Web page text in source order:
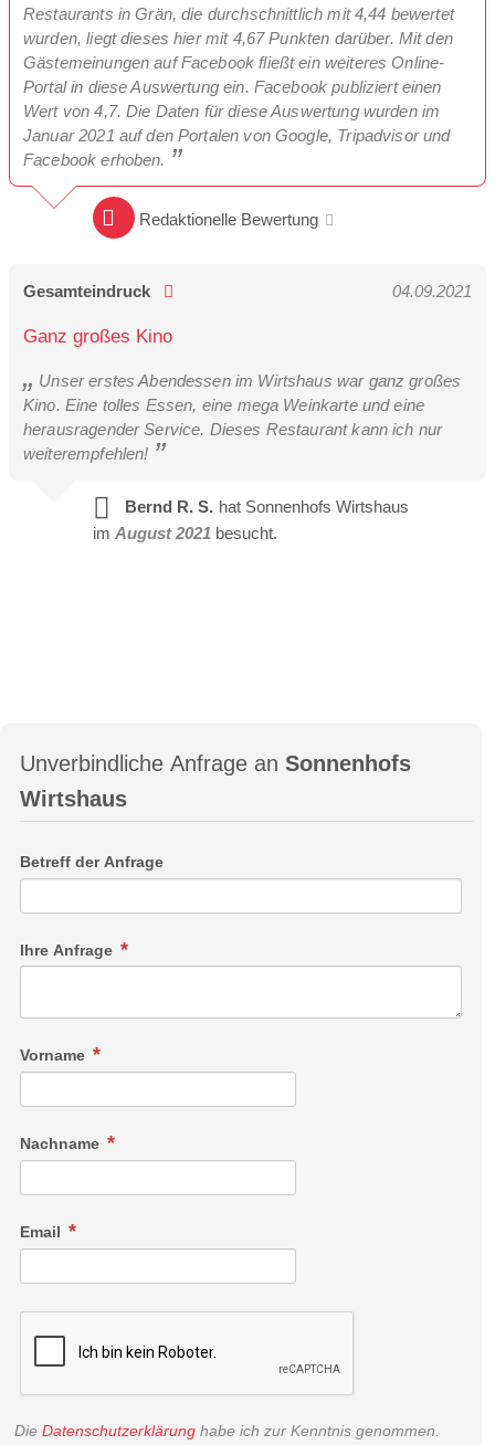
Restaurants in Grän, die durchschnittlich mit 4,44 bewertet
wurden, liegt dieses hier mit 4,67 Punkten darüber. Mit den
Gästemeinungen auf Facebook fließt ein weiteres Online-
Portal in diese Auswertung ein. Facebook publiziert einen
Wert von 4,7. Die Daten für diese Auswertung wurden im
Januar 2021 auf den Portalen von Google, Tripadvisor und
Facebook erhoben.
Redaktionelle Bewertung
Gesamteindruck 04.09.2021
Ganz großes Kino
Unser erstes Abendessen im Wirtshaus war ganz großes
Kino. Eine tolles Essen, eine mega Weinkarte und eine
herausragender Service. Dieses Restaurant kann ich nur
weiterempfehlen!
Bernd R. S. hat Sonnenhofs Wirtshaus
im August 2021 besucht.
Unverbindliche Anfrage an Sonnenhofs
Wirtshaus
Betreff der Anfrage
Ihre Anfrage
Vorname
Nachname
Email
Die Datenschutzerklärung habe ich zur Kenntnis genommen.